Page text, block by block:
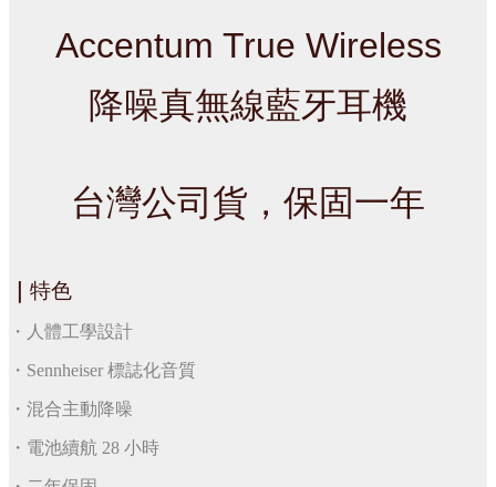
Accentum True Wireless
降噪真無線藍牙耳機
台灣公司貨，保固一年
特色
・人體工學設計
・Sennheiser 標誌化音質
・混合主動降噪
・電池續航 28 小時